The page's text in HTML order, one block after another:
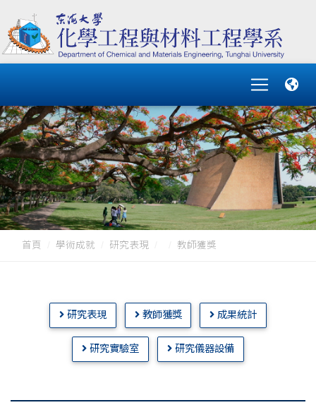
首頁 學術成就 研究表現 教師獲獎
研究表現 教師獲獎 成果統計
研究實驗室 研究儀器設備